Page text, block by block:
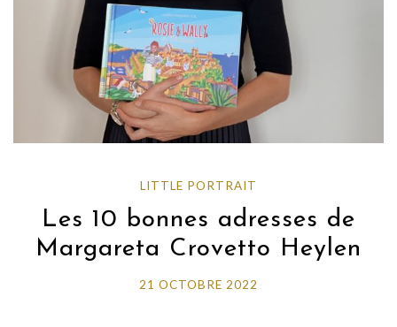
LITTLE PORTRAIT
Les 10 bonnes adresses de
Margareta Crovetto Heylen
21 OCTOBRE 2022